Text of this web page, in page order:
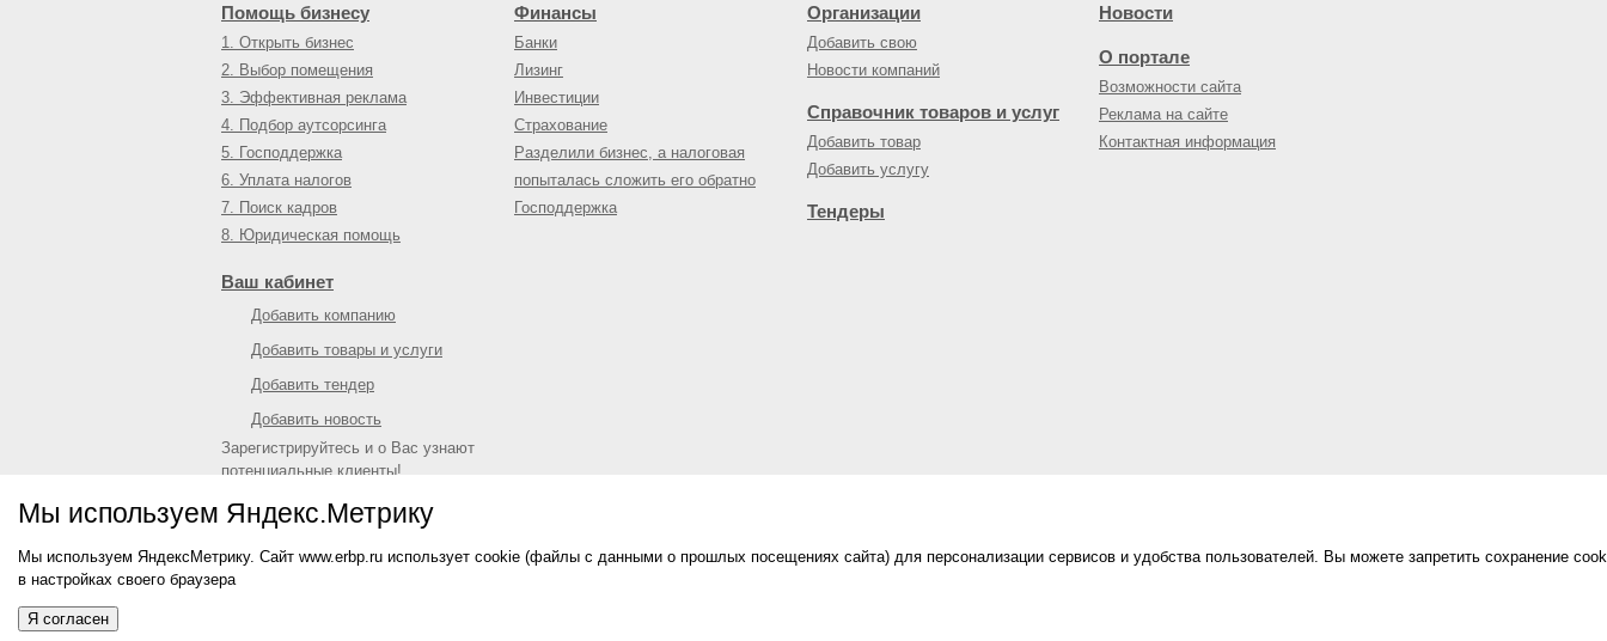
Мы используем Яндекс.Метрику
Мы используем ЯндексМетрику. Сайт www.erbp.ru использует cookie (файлы с данными о прошлых посещениях сайта) для персонализации сервисов и удобства пользователей. Вы можете запретить сохранение
в настройках своего браузера
Я согласен
Помощь бизнесу
1. Открыть бизнес
2. Выбор помещения
3. Эффективная реклама
4. Подбор аутсорсинга
5. Господдержка
6. Уплата налогов
7. Поиск кадров
8. Юридическая помощь
Финансы
Банки
Лизинг
Инвестиции
Страхование
Разделили бизнес, а налоговая
попыталась сложить его обратно
Господдержка
Организации
Добавить свою
Новости компаний
Справочник товаров и услуг
Добавить товар
Добавить услугу
Тендеры
Новости
О портале
Возможности сайта
Реклама на сайте
Контактная информация
Ваш кабинет
Добавить компанию
Добавить товары и услуги
Добавить тендер
Добавить новость
Зарегистрируйтесь и о Вас узнают
потенциальные клиенты!
© 2009—2026Единый республиканский бизнес-портал
О портале